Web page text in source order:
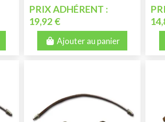
PRIX ADHÉRENT :
19,92 €
Ajouter au panier